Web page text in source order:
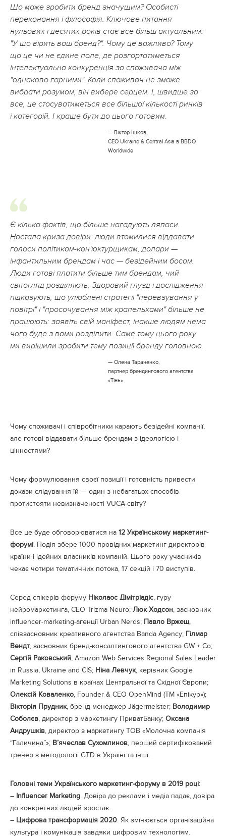
Що може зробити бренд значущим? Особисті
переконання і філософія. Ключове питання
нульових і десятих років стає все більш актуальним:
"У що вірить ваш бренд?". Чому це важливо? Тому
що це чи не єдине поле, де розгортатиметься
інтелектуальна конкуренція за споживача між
"однаково гарними". Коли споживач не зможе
вибрати розумом, він вибере серцем. І, швидше за
все, це стосуватиметься все більшої кількості ринків
і категорій. І краще бути до цього готовим.
— Віктор Ішков,
CEO Ukraine & Central Asia в BBDO
Worldwide
Є кілька фактів, що більше нагадують ляпаси.
Настала криза довіри: люди втомилися віддавати
голоси політикам-кон'юктурщикам, долари —
інфантильним брендам і час — безідейним босам.
Люди готові платити більше тим брендам, чий
світогляд розділяють. Здоровий глузд і дослідження
підказують, що улюблені стратегії "перевзування у
повітрі" і "просочування між крапельками" більше не
працюють: заявіть свій маніфест, інакше людям нема
чого буде з вами розділити. Саме тому цього року
ми вирішили зробити тему позиції бренду головною.
— Олена Тараненко,
партнер брендингового агентства
«Тінь»
Чому споживачі і співробітники карають безідейні компанії,
але готові віддавати більше брендам з ідеологією і
цінностями?
Чому формулювання своєї позиції і готовність привести
докази слідування їй — один з небагатьох способів
протистояти невизначеності VUCA-світу?
Все це буде обговорюватися на 12 Українському маркетинг-
форумі. Подія збере 1000 провідних маркетинг-директорів
країни і ідейних власників компаній. Цього року учасників
чекає чотири тематичних потока, 17 секцій і 70 виступів.
Серед спікерів форуму Ніколаос Дімітріадіс, гуру
нейромаркетинга, CEO Trizma Neuro; Люк Ходсон, засновник
influencer-marketing-агенції Urban Nerds; Павло Вржещ,
співзасновник креативного агентства Banda Agency; Гілмар
Вендт, засновник бренд-консалтингового агентства GW + Co;
Сергій Раковський, Amazon Web Services Regional Sales Leader
in Russia, Ukraine and CIS; Ніна Левчук, керівник Google
Marketing Solutions в країнах Центральної та Східної Європи;
Олексій Коваленко, Founder & CEO OpenMind (ТМ «Епікур»);
Вікторія Прудник, бренд-менеджер Jägermeister; Володимир
Соболєв, директор з маркетингу ПриватБанку; Оксана
Андрушків, директор з маркетингу ТОВ «Молочна компанія
“Галичина”»; В’ячеслав Сухомлинов, перший сертифікований
тренер з методології GTD в Україні та інші.
Головні теми Українського маркетинг-форуму в 2019 році:
– Influencer Marketing. Довіра до реклами і медіа падає, довіра
до конкретних людей зростає.
– Цифрова трансформація 2020. Як змінюється організаційна
культура і комунікація завдяки цифровим технологіям.